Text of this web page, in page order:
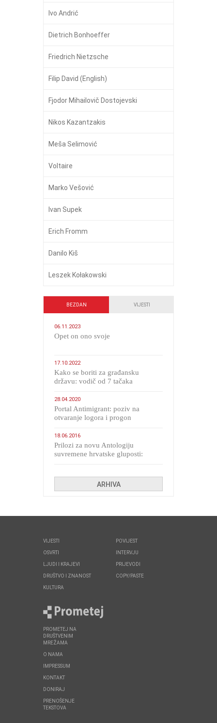
Ivo Andrić
Dietrich Bonhoeffer
Friedrich Nietzsche
Filip David (English)
Fjodor Mihailovič Dostojevski
Nikos Kazantzakis
Meša Selimović
Voltaire
Marko Vešović
Ivan Supek
Erich Fromm
Danilo Kiš
Leszek Kołakowski
BEZDAN VIJESTI
06.11.2023
​Opet on ono svoje
17.10.2022
Kako se boriti za građansku
državu: vodič od 7 tačaka
28.04.2020
Portal Antimigrant: poziv na
otvaranje logora i progon
18.06.2016
Prilozi za novu Antologiju
suvremene hrvatske gluposti:
ARHIVA
VIJESTI
OSVRTI
LJUDI I KRAJEVI
DRUŠTVO I ZNANOST
KULTURA
POVIJEST
INTERVJU
PRIJEVODI
COPY/PASTE
PROMETEJ NA
DRUŠTVENIM
MREŽAMA
O NAMA
IMPRESSUM
KONTAKT
DONIRAJ
PRENOŠENJE
TEKSTOVA